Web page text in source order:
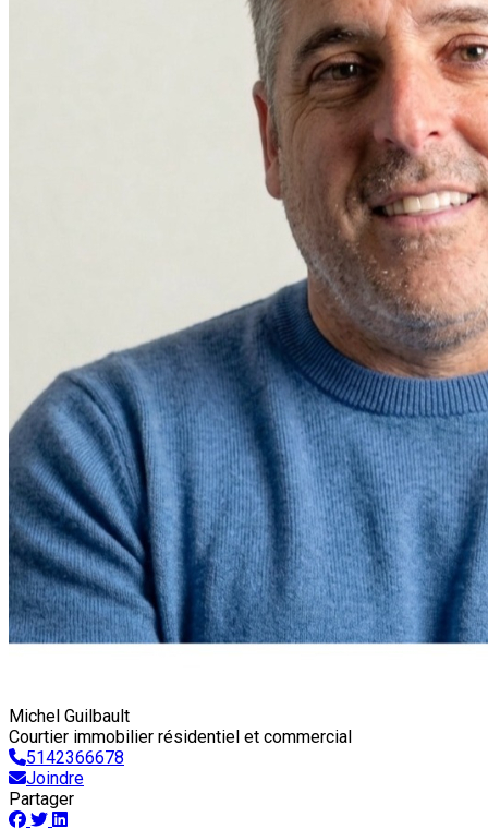
Michel Guilbault
Courtier immobilier résidentiel et commercial
5142366678
Joindre
Partager